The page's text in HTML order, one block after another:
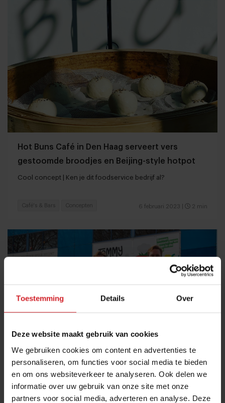
Toestemming Details Over
Deze website maakt gebruik van cookies
We gebruiken cookies om content en advertenties te
personaliseren, om functies voor social media te bieden
en om ons websiteverkeer te analyseren. Ook delen we
informatie over uw gebruik van onze site met onze
partners voor social media, adverteren en analyse. Deze
Hot Buns Café in Den Haag serveert vers
gestoomde broodjes en Beijing-style hotpot
Cool concept | Ken je dit foodservice bedrijf al?
6 februari 2023 2 min
Café's & Bars Concepten
Start-up van de maand TommyTomato is de
Popeye van 2023